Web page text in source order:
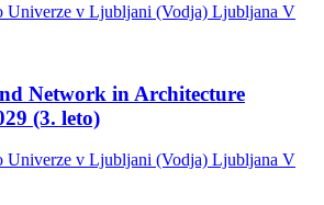
Univerze v Ljubljani (Vodja) Ljubljana V
Network in Architecture
(3. leto)
Univerze v Ljubljani (Vodja) Ljubljana V